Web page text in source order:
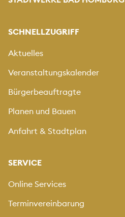
SCHNELLZUGRIFF
Aktuelles
Veranstaltungskalender
Bürgerbeauftragte
Planen und Bauen
Anfahrt & Stadtplan
SERVICE
Online Services
Terminvereinbarung